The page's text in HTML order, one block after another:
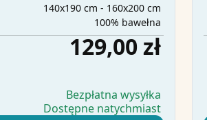
140x190 cm - 160x200 cm
100% bawełna
129,00 zł
Bezpłatna wysyłka
Dostępne natychmiast